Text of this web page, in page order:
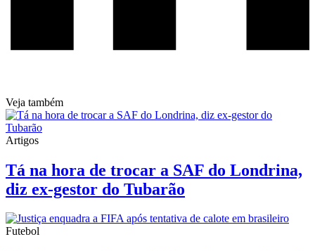
Veja também
Artigos
Tá na hora de trocar a SAF do Londrina,
diz ex-gestor do Tubarão
Futebol